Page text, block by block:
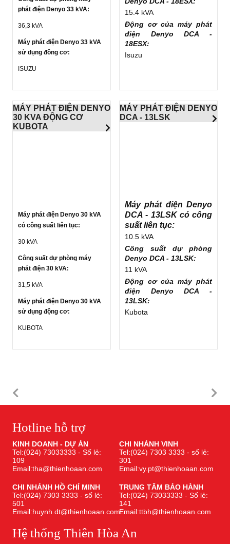
phát điện Denyo 33 kVA:
36,3 kVA
Máy phát điện Denyo 33 kVA
sử dụng đông cơ:
ISUZU
15.4 kVA
Động cơ của máy phát
điện Denyo DCA -
18ESX:
Isuzu
MÁY PHÁT ĐIỆN DENYO
30 KVA ĐỘNG CƠ
KUBOTA
Máy phát điện Denyo 30 kVA
có công suất liên tục:
30 kVA
Công suất dự phòng máy
phát điện 30 kVA:
31,5 kVA
Máy phát điện Denyo 30 kVA
sử dụng động cơ:
KUBOTA
MÁY PHÁT ĐIỆN DENYO
DCA - 13LSK
Máy phát điện Denyo
DCA - 13LSK có công
suất liên tục:
10.5 kVA
Công suất dự phòng
Denyo DCA - 13LSK:
11 kVA
Động cơ của máy phát
điện Denyo DCA -
13LSK:
Kubota
Hotline hỗ trợ
KINH DOANH - DỰ ÁN
Tel:(024) 73033333 - Số lẻ:
109
Email:tha@thienhoaan.com
CHI NHÁNH VINH
Tel:(024) 7303 3333 - số lẻ:
301
Email:vy.pt@thienhoaan.com
CHI NHÁNH HỒ CHÍ MINH
Tel:(024) 7303 3333 - số lẻ:
501
Email:huynh.dt@thienhoaan.com
TRUNG TÂM BẢO HÀNH
Tel:(024) 73033333 - Số lẻ:
141
Email:ttbh@thienhoaan.com
Hệ thống Thiên Hòa An